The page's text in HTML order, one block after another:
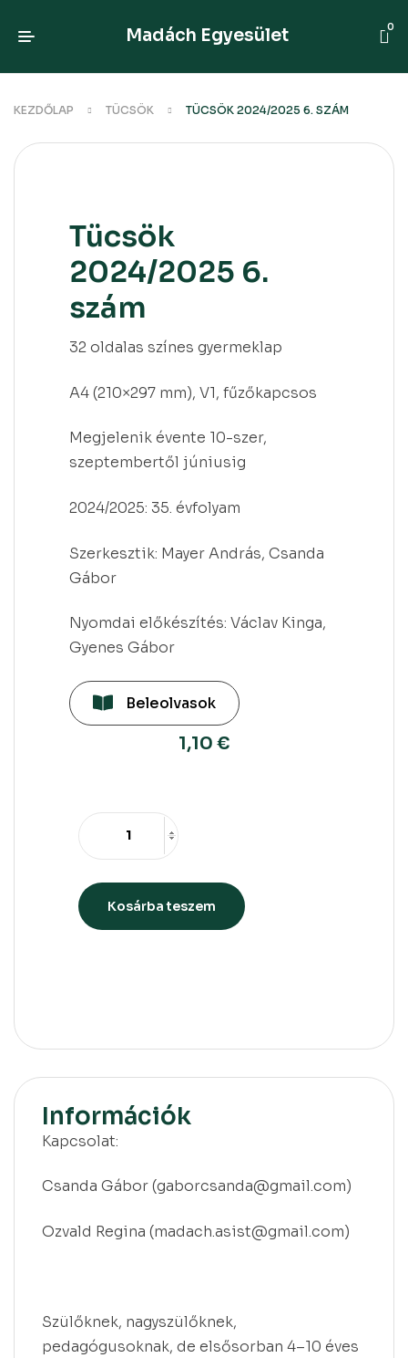
Madách Egyesület 0
KEZDŐLAP TÜCSÖK TÜCSÖK 2024/2025 6. SZÁM
Tücsök
2024/2025 6.
szám
32 oldalas színes gyermeklap
A4 (210×297 mm), V1, fűzőkapcsos
Megjelenik évente 10-szer,
szeptembertől júniusig
2024/2025: 35. évfolyam
Szerkesztik: Mayer András, Csanda
Gábor
Nyomdai előkészítés: Václav Kinga,
Gyenes Gábor
Beleolvasok
1,10 €
Kosárba teszem
Információk
Kapcsolat:
Csanda Gábor (gaborcsanda@gmail.com)
Ozvald Regina (madach.asist@gmail.com)
Szülőknek, nagyszülőknek,
pedagógusoknak, de elsősorban 4–10 éves